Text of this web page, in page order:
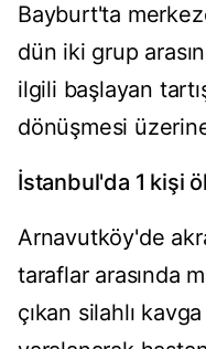
Bayburt'ta
dün iki grup
ilgili başlayan
dönüşmesi
İstanbul'da 1 kişi
Arnavutköy'de
taraflar arasında
çıkan silahlı